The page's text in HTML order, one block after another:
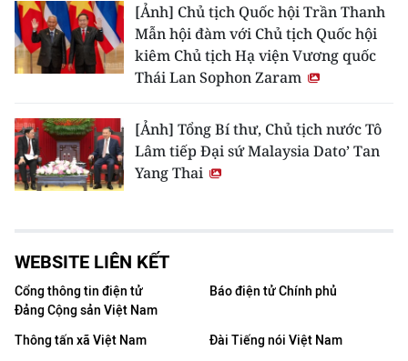
[Ảnh] Chủ tịch Quốc hội Trần Thanh
Mẫn hội đàm với Chủ tịch Quốc hội
kiêm Chủ tịch Hạ viện Vương quốc
Thái Lan Sophon Zaram
[Ảnh] Tổng Bí thư, Chủ tịch nước Tô
Lâm tiếp Đại sứ Malaysia Dato’ Tan
Yang Thai
WEBSITE LIÊN KẾT
Cổng thông tin điện tử
Đảng Cộng sản Việt Nam
Báo điện tử Chính phủ
Thông tấn xã Việt Nam
Đài Tiếng nói Việt Nam